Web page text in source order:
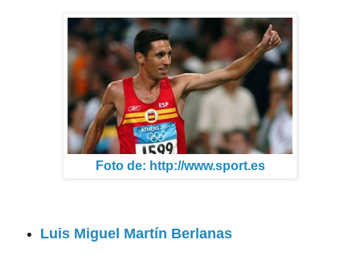
Foto de: http://www.sport.es
Luis Miguel Martín Berlanas